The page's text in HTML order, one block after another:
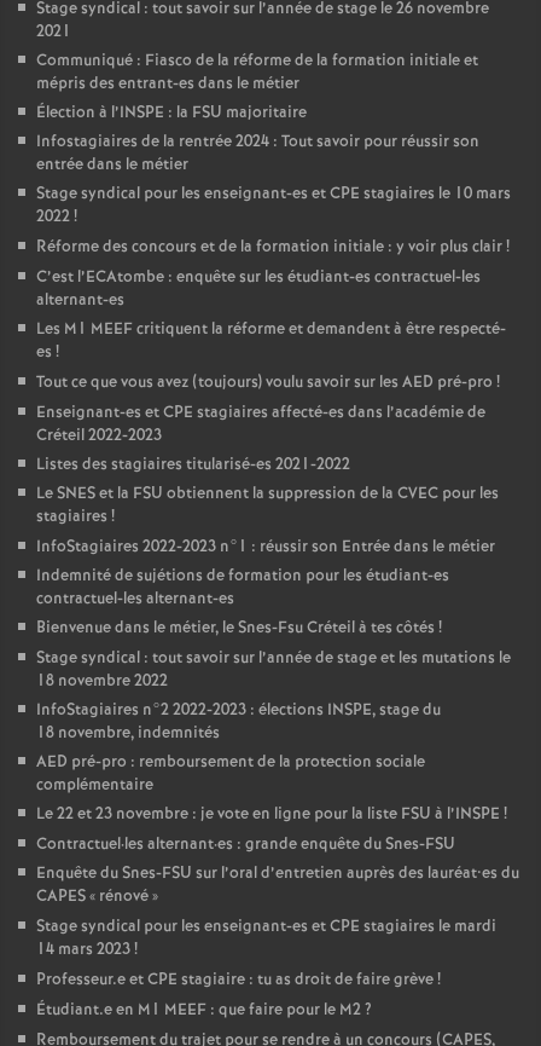
Stage syndical : tout savoir sur l’année de stage le 26 novembre
2021
Communiqué : Fiasco de la réforme de la formation initiale et
mépris des entrant-es dans le métier
Élection à l’INSPE : la FSU majoritaire
Infostagiaires de la rentrée 2024 : Tout savoir pour réussir son
entrée dans le métier
Stage syndical pour les enseignant-es etCPE stagiaires le 10 mars
2022!
Réforme des concours et de la formation initiale : y voir plus clair!
C’est l’ECAtombe : enquête sur les étudiant-es contractuel-les
alternant-es
Les M1 MEEFcritiquent la réforme et demandent à être respecté-
es !
Tout ce que vous avez (toujours) voulu savoir sur les AED pré-pro !
Enseignant-es etCPE stagiaires affecté-es dans l’académie de
Créteil 2022-2023
Listes des stagiaires titularisé-es 2021-2022
LeSNESet la FSU obtiennent la suppression de la CVEC pour les
stagiaires !
InfoStagiaires 2022-2023 n°1 : réussir son Entrée dans le métier
Indemnité de sujétions de formation pour les étudiant-es
contractuel-les alternant-es
Bienvenue dans le métier, le Snes-Fsu Créteil à tes côtés !
Stage syndical : tout savoir sur l’année de stage et les mutations le
18 novembre 2022
InfoStagiaires n°2 2022-2023 : élections INSPE, stage du
18 novembre, indemnités
AED pré-pro : remboursement de la protection sociale
complémentaire
Le 22 et 23 novembre : je vote en ligne pour la liste FSU à l’INSPE !
Contractuel·les alternant·es : grande enquête du Snes-FSU
Enquête du Snes-FSU sur l’oral d’entretien auprès des lauréat•es du
CAPES« rénové»
Stage syndical pour les enseignant-es etCPE stagiaires le mardi
14 mars 2023!
Professeur.e etCPE stagiaire : tu as droit de faire grève!
Étudiant.e en M1 MEEF : que faire pour le M2?
Remboursement du trajet pour se rendre à un concours (CAPES,